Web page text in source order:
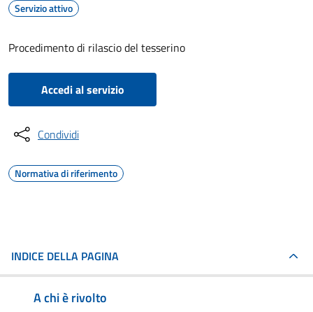
Servizio attivo
Procedimento di rilascio del tesserino
Accedi al servizio
Condividi
Normativa di riferimento
INDICE DELLA PAGINA
A chi è rivolto